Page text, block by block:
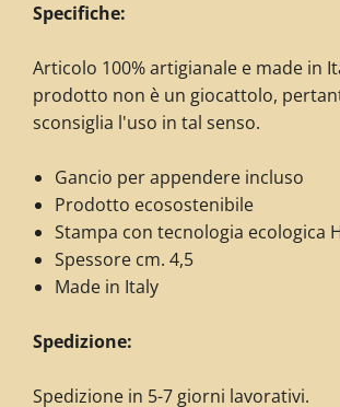
Specifiche:
Articolo 100% artigianale e made in
prodotto non è un giocattolo,
sconsiglia l'uso in tal senso.
Gancio per appendere incluso
Prodotto ecosostenibile
Stampa con tecnologia ecologica
Spessore cm. 4,5
Made in Italy
Spedizione:
Spedizione in 5-7 giorni lavorativi.